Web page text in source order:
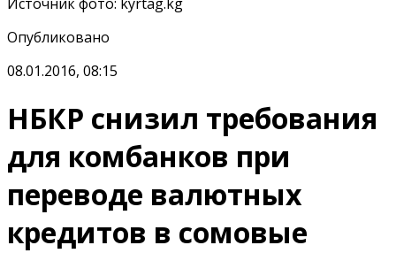
Опубликовано
08.01.2016, 08:15
НБКР снизил требования
для комбанков при
переводе валютных
кредитов в сомовые